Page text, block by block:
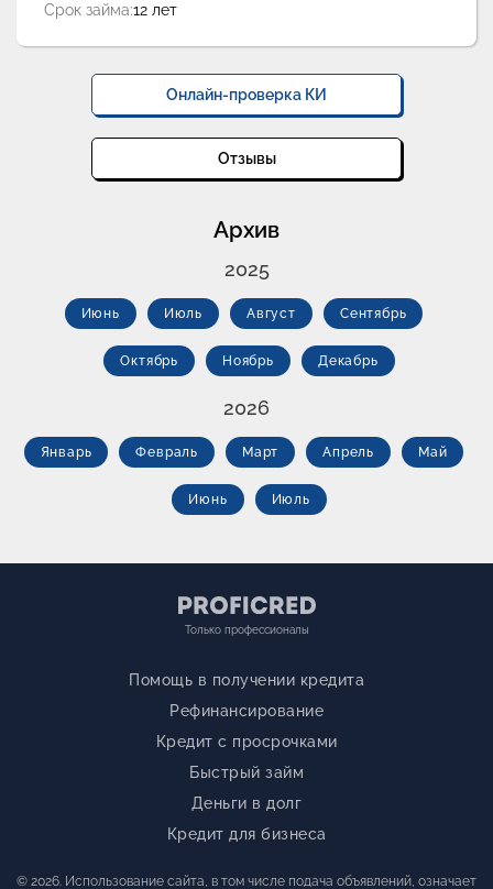
Срок займа:12 лет
Онлайн-проверка КИ
Отзывы
Архив
2025
Июнь Июль Август Сентябрь
Октябрь Ноябрь Декабрь
2026
Январь Февраль Март Апрель Май
Июнь Июль
Только профессионалы
Помощь в получении кредита
Рефинансирование
Кредит с просрочками
Быстрый займ
Деньги в долг
Кредит для бизнеса
© 2026. Использование сайта, в том числе подача объявлений, означает